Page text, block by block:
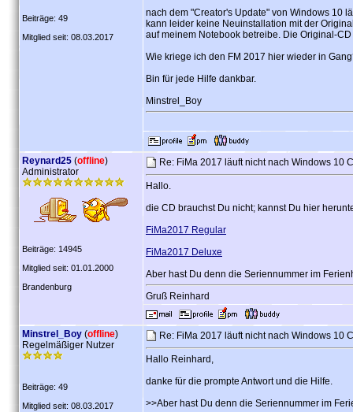
Beiträge: 49
Mitglied seit: 08.03.2017
nach dem "Creator's Update" von Windows 10
kann leider keine Neuinstallation mit der
auf meinem Notebook betreibe. Die Original-
Wie kriege ich den FM 2017 hier wieder in
Bin für jede Hilfe dankbar.
Minstrel_Boy
Reynard25 (offline)
Administrator
Beiträge: 14945
Mitglied seit: 01.01.2000
Brandenburg
Re: FiMa 2017 läuft nicht nach Windows 10
Hallo.
die CD brauchst Du nicht; kannst Du hier
FiMa2017 Regular
FiMa2017 Deluxe
Aber hast Du denn die Seriennummer im
Gruß Reinhard
Minstrel_Boy (offline)
Regelmäßiger Nutzer
Beiträge: 49
Mitglied seit: 08.03.2017
Re: FiMa 2017 läuft nicht nach Windows 10
Hallo Reinhard,
danke für die prompte Antwort und die Hilfe.
>>Aber hast Du denn die Seriennummer im